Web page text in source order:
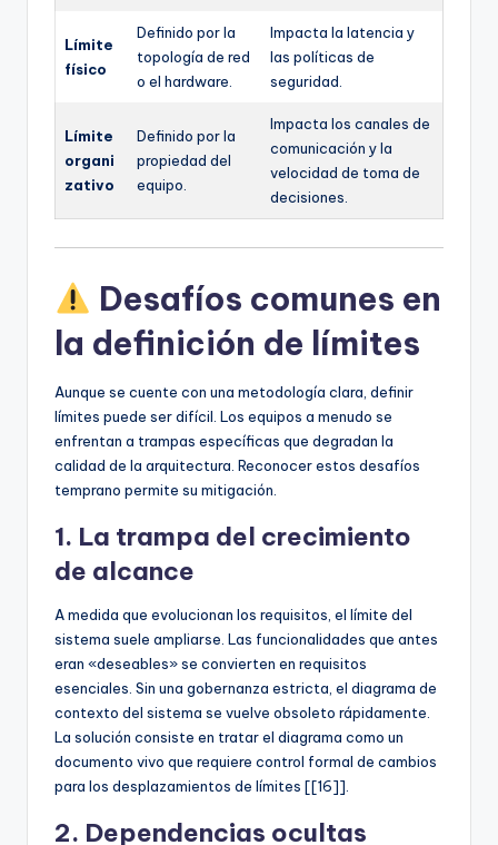
Límite
físico
Definido por la
topología de red
o el hardware.
Impacta la latencia y
las políticas de
seguridad.
Límite
organi
zativo
Definido por la
propiedad del
equipo.
Impacta los canales de
comunicación y la
velocidad de toma de
decisiones.
Desafíos comunes en
la definición de límites
Aunque se cuente con una metodología clara, definir
límites puede ser difícil. Los equipos a menudo se
enfrentan a trampas específicas que degradan la
calidad de la arquitectura. Reconocer estos desafíos
temprano permite su mitigación.
1. La trampa del crecimiento
de alcance
A medida que evolucionan los requisitos, el límite del
sistema suele ampliarse. Las funcionalidades que antes
eran «deseables» se convierten en requisitos
esenciales. Sin una gobernanza estricta, el diagrama de
contexto del sistema se vuelve obsoleto rápidamente.
La solución consiste en tratar el diagrama como un
documento vivo que requiere control formal de cambios
para los desplazamientos de límites [[16]].
2. Dependencias ocultas